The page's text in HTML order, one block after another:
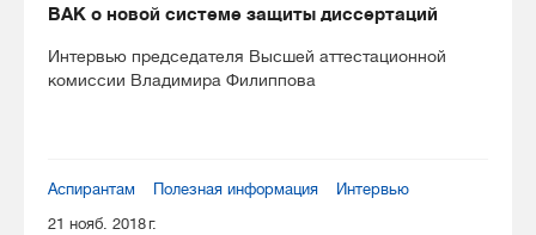
ВАК о новой системе защиты диссертаций
Интервью председателя Высшей аттестационной
комиссии Владимира Филиппова
Аспирантам Полезная информация
Интервью
21 нояб. 2018 г.